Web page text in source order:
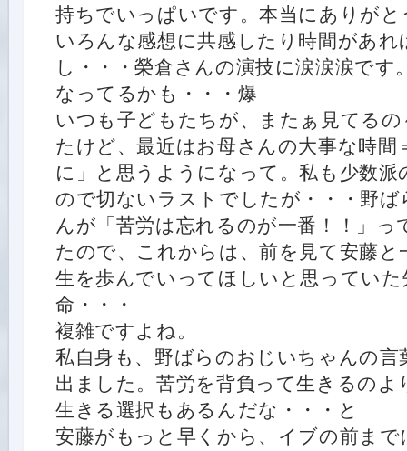
持ちでいっぱいです。本当にありが
いろんな感想に共感したり時間があれ
し・・・榮倉さんの演技に涙涙涙です
なってるかも・・・爆
いつも子どもたちが、またぁ見てる
たけど、最近はお母さんの大事な時間
に」と思うようになって。私も少数派
ので切ないラストでしたが・・・野
んが「苦労は忘れるのが一番！！」っ
たので、これからは、前を見て安藤と
生を歩んでいってほしいと思っていた
命・・・
複雑ですよね。
私自身も、野ばらのおじいちゃんの言
出ました。苦労を背負って生きるのよ
生きる選択もあるんだな・・・と
安藤がもっと早くから、イブの前まで